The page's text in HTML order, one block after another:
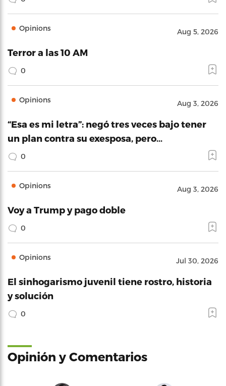
Opinions Aug 5, 2026
Terror a las 10 AM
0
Opinions Aug 3, 2026
“Esa es mi letra”: negó tres veces bajo tener
un plan contra su exesposa, pero…
0
Opinions Aug 3, 2026
Voy a Trump y pago doble
0
Opinions Jul 30, 2026
El sinhogarismo juvenil tiene rostro, historia
y solución
0
Opinión y Comentarios